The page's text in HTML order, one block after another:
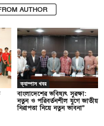
AUTHOR
ক্যাম্পাস খবর
বাংলাদেশের ভবিষ্যৎ সুরক্ষা:
নতুন ও পরিবর্তনশীল যুগে জাতীয়
নিরাপত্তা নিয়ে নতুন ভাবনা”